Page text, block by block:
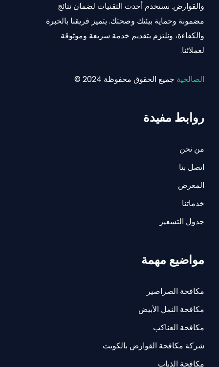
والقوارض. نستخدم أحدث التقنيات لضمان نتائج
مضمونة وحماية بيئتك وصحتك. يتميز فريقنا بالخبرة
والكفاءة، ونلتزم بتقديم خدمة سريعة وموثوقة
لعملائنا.
الصالحية جميع الحقوق محفوظة 2024 ©
روابط مفيدة
من نحن
اتصل بنا
المعرض
خدماتنا
جدول التسعير
مواضيع مهمة
مكافحة الصراصير
مكافحة النمل الأبيض
مكافحة العناكب
شركة مكافحة القوارض بالكويت
مكافحة الذباب